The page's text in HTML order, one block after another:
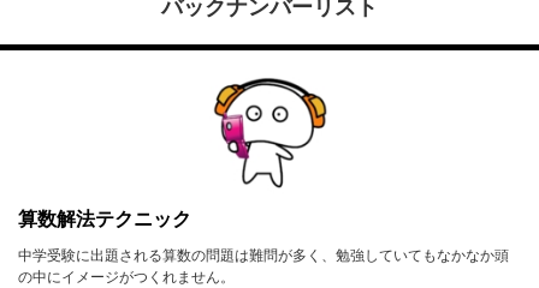
バックナンバーリスト
算数解法テクニック
中学受験に出題される算数の問題は難問が多く、勉強していてもなかなか頭
の中にイメージがつくれません。